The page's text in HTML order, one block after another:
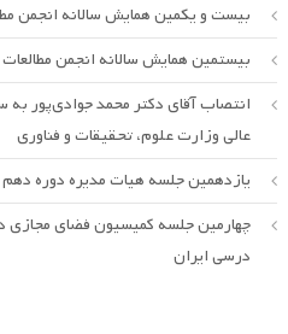
بیست و یکمین همایش سالانه انجمن
بیستمین همایش سالانه انجمن
انتصاب آقای دکتر محمد جوادی‌پور
عالی وزارت علوم، تحقیقات و فناوری
یازدهمین جلسه هیات مدیره دوره دهم
چهارمین جلسه کمیسیون فضای مجازی
درسی ایران